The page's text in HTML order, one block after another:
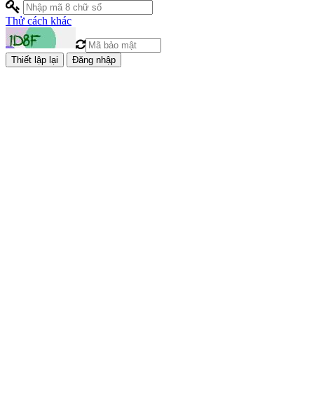
Thử cách khác
Đăng nhập